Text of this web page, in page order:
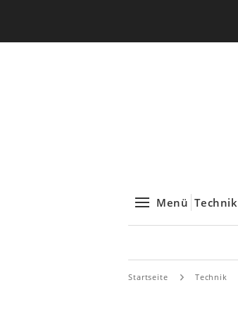
Menü Technik
Startseite Technik